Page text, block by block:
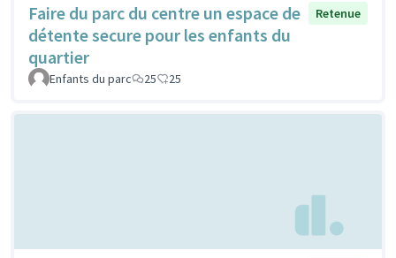
Faire du parc du centre un espace de
détente secure pour les enfants du
quartier
Retenue
Enfants du parc 25 25